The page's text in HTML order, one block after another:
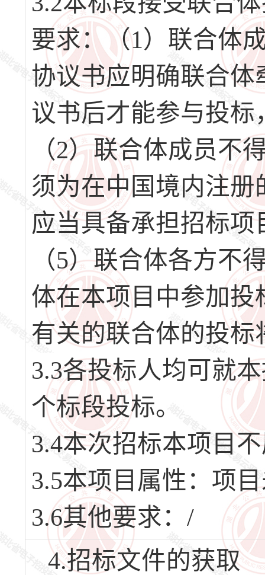
要求：（1）联合体
协议书应明确联合
议书后才能参与投
（2）联合体成员不
须为在中国境内注
应当具备承担招标
（5）联合体各方不
体在本项目中参加
有关的联合体的投标
3.3各投标人均可就
个标段投标。
3.4本次招标本项目
3.5本项目属性：项
3.6其他要求：/
4.招标文件的获取